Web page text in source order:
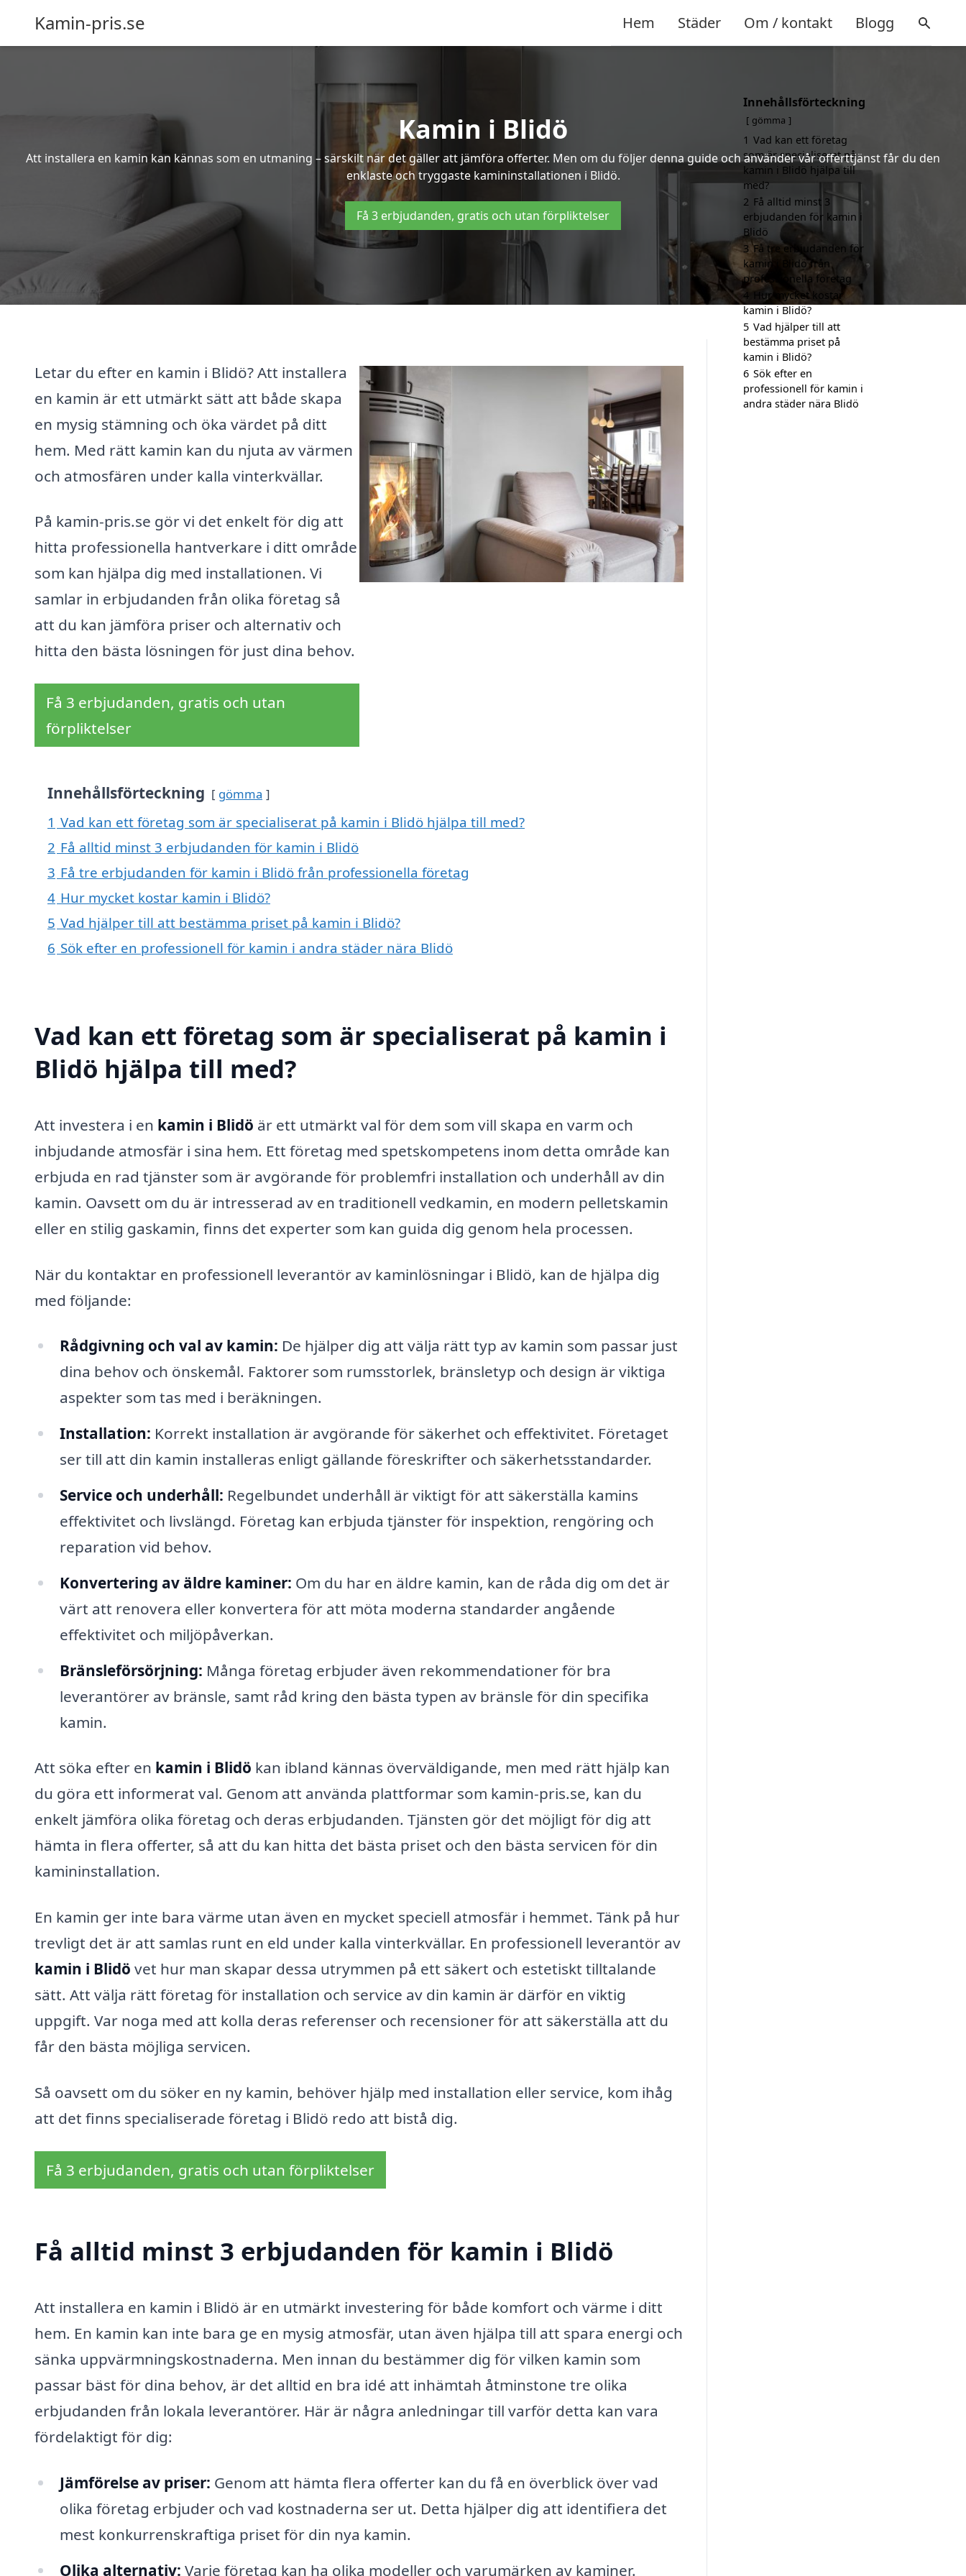
Kamin-pris.se Hem Städer Om / kontakt Blogg
Kamin i Blidö
Att installera en kamin kan kännas som en utmaning – särskilt när det gäller att jämföra offerter. Men om du följer denna guide och använder vår offerttjänst får du den
enklaste och tryggaste kamininstallationen i Blidö.
Få 3 erbjudanden, gratis och utan förpliktelser
Letar du efter en kamin i Blidö? Att installera
en kamin är ett utmärkt sätt att både skapa
en mysig stämning och öka värdet på ditt
hem. Med rätt kamin kan du njuta av värmen
och atmosfären under kalla vinterkvällar.
På kamin-pris.se gör vi det enkelt för dig att
hitta professionella hantverkare i ditt område
som kan hjälpa dig med installationen. Vi
samlar in erbjudanden från olika företag så
att du kan jämföra priser och alternativ och
hitta den bästa lösningen för just dina behov.
Få 3 erbjudanden, gratis och utan
förpliktelser
Innehållsförteckning gömma
1 Vad kan ett företag som är specialiserat på kamin i Blidö hjälpa till med?
2 Få alltid minst 3 erbjudanden för kamin i Blidö
3 Få tre erbjudanden för kamin i Blidö från professionella företag
4 Hur mycket kostar kamin i Blidö?
5 Vad hjälper till att bestämma priset på kamin i Blidö?
6 Sök efter en professionell för kamin i andra städer nära Blidö
Vad kan ett företag som är specialiserat på kamin i
Blidö hjälpa till med?
Att investera i en kamin i Blidö är ett utmärkt val för dem som vill skapa en varm och
inbjudande atmosfär i sina hem. Ett företag med spetskompetens inom detta område kan
erbjuda en rad tjänster som är avgörande för problemfri installation och underhåll av din
kamin. Oavsett om du är intresserad av en traditionell vedkamin, en modern pelletskamin
eller en stilig gaskamin, finns det experter som kan guida dig genom hela processen.
När du kontaktar en professionell leverantör av kaminlösningar i Blidö, kan de hjälpa dig
med följande:
Rådgivning och val av kamin: De hjälper dig att välja rätt typ av kamin som passar just
dina behov och önskemål. Faktorer som rumsstorlek, bränsletyp och design är viktiga
aspekter som tas med i beräkningen.
Installation: Korrekt installation är avgörande för säkerhet och effektivitet. Företaget
ser till att din kamin installeras enligt gällande föreskrifter och säkerhetsstandarder.
Service och underhåll: Regelbundet underhåll är viktigt för att säkerställa kamins
effektivitet och livslängd. Företag kan erbjuda tjänster för inspektion, rengöring och
reparation vid behov.
Konvertering av äldre kaminer: Om du har en äldre kamin, kan de råda dig om det är
värt att renovera eller konvertera för att möta moderna standarder angående
effektivitet och miljöpåverkan.
Bränsleförsörjning: Många företag erbjuder även rekommendationer för bra
leverantörer av bränsle, samt råd kring den bästa typen av bränsle för din specifika
kamin.
Att söka efter en kamin i Blidö kan ibland kännas överväldigande, men med rätt hjälp kan
du göra ett informerat val. Genom att använda plattformar som kamin-pris.se, kan du
enkelt jämföra olika företag och deras erbjudanden. Tjänsten gör det möjligt för dig att
hämta in flera offerter, så att du kan hitta det bästa priset och den bästa servicen för din
kamininstallation.
En kamin ger inte bara värme utan även en mycket speciell atmosfär i hemmet. Tänk på hur
trevligt det är att samlas runt en eld under kalla vinterkvällar. En professionell leverantör av
kamin i Blidö vet hur man skapar dessa utrymmen på ett säkert och estetiskt tilltalande
sätt. Att välja rätt företag för installation och service av din kamin är därför en viktig
uppgift. Var noga med att kolla deras referenser och recensioner för att säkerställa att du
får den bästa möjliga servicen.
Så oavsett om du söker en ny kamin, behöver hjälp med installation eller service, kom ihåg
att det finns specialiserade företag i Blidö redo att bistå dig.
Få 3 erbjudanden, gratis och utan förpliktelser
Få alltid minst 3 erbjudanden för kamin i Blidö
Att installera en kamin i Blidö är en utmärkt investering för både komfort och värme i ditt
hem. En kamin kan inte bara ge en mysig atmosfär, utan även hjälpa till att spara energi och
sänka uppvärmningskostnaderna. Men innan du bestämmer dig för vilken kamin som
passar bäst för dina behov, är det alltid en bra idé att inhämtah åtminstone tre olika
erbjudanden från lokala leverantörer. Här är några anledningar till varför detta kan vara
fördelaktigt för dig:
Jämförelse av priser: Genom att hämta flera offerter kan du få en överblick över vad
olika företag erbjuder och vad kostnaderna ser ut. Detta hjälper dig att identifiera det
mest konkurrenskraftiga priset för din nya kamin.
Olika alternativ: Varje företag kan ha olika modeller och varumärken av kaminer.
Innehållsförteckning
gömma
1 Vad kan ett företag
som är specialiserat på
kamin i Blidö hjälpa till
med?
2 Få alltid minst 3
erbjudanden för kamin i
Blidö
3 Få tre erbjudanden för
kamin i Blidö från
professionella företag
4 Hur mycket kostar
kamin i Blidö?
5 Vad hjälper till att
bestämma priset på
kamin i Blidö?
6 Sök efter en
professionell för kamin i
andra städer nära Blidö